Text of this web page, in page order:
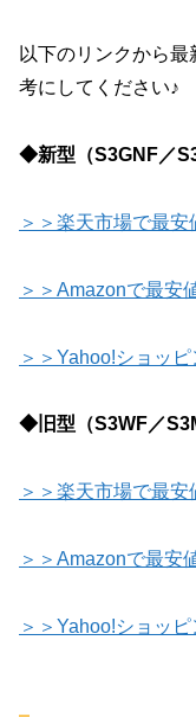
以下のリンクから
考にしてください♪
◆新型（S3GNF／
＞＞楽天市場で最安
＞＞Amazonで最安
＞＞Yahoo!ショッ
◆旧型（S3WF／
＞＞楽天市場で最安
＞＞Amazonで最安
＞＞Yahoo!ショッ